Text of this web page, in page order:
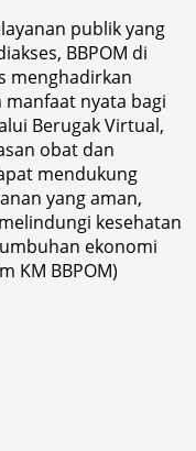
publik yang
BBPOM di
menghadirkan
nyata bagi
Berugak Virtual,
obat dan
mendukung
yang aman,
kesehatan
ekonomi
KM BBPOM)